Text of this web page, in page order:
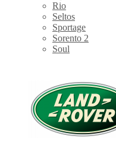
Rio
Seltos
Sportage
Sorento 2
Soul